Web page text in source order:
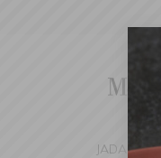
JADALNIA